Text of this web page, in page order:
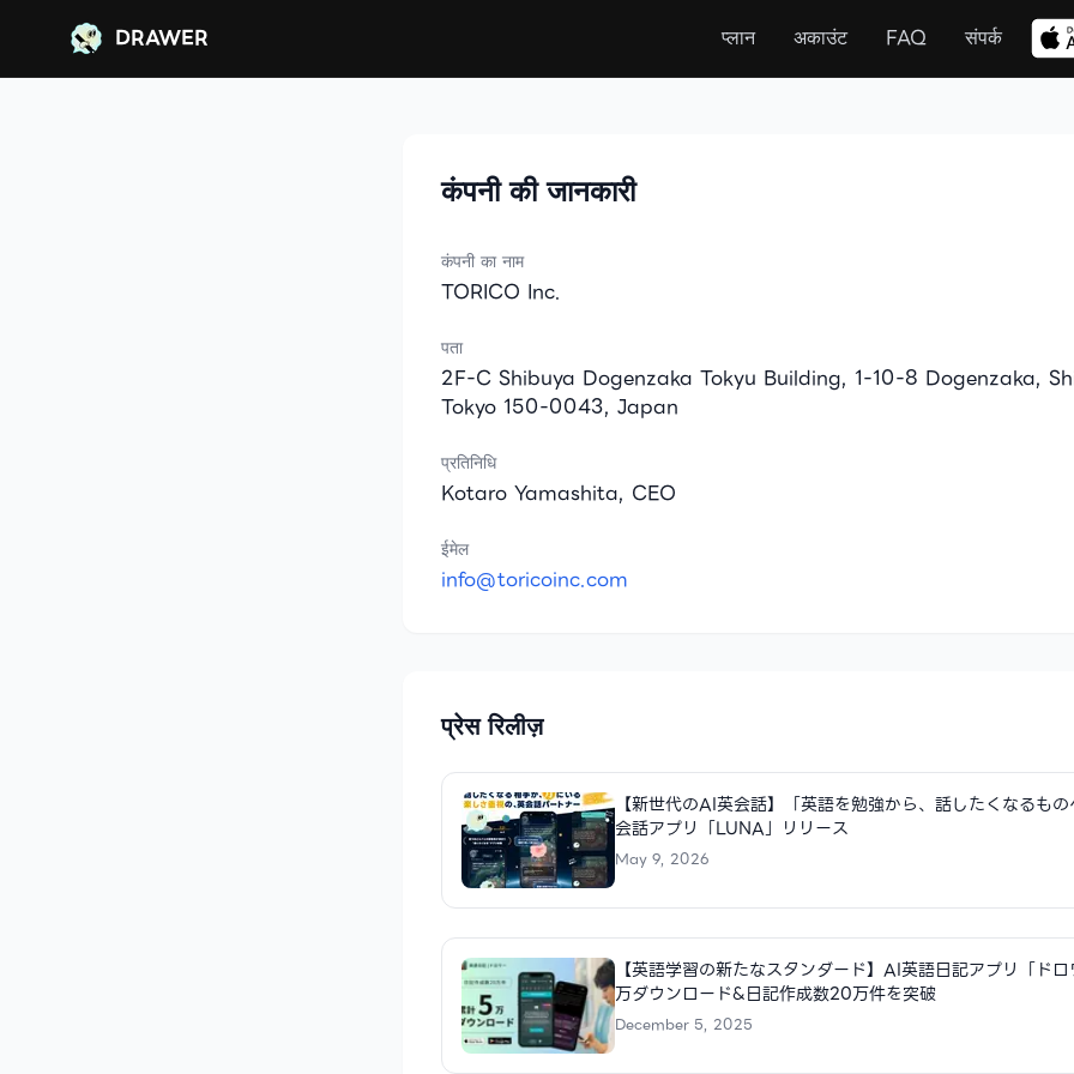
DRAWER प्लान अकाउंट FAQ संपर्क
DRAWER प्लान अकाउंट FAQ संपर्क
कंपनी की जानकारी
कंपनी का नाम
TORICO Inc.
पता
2F-C Shibuya Dogenzaka Tokyu Building, 1-10-8 Dogenzaka,
Tokyo 150-0043, Japan
प्रतिनिधि
Kotaro Yamashita, CEO
ईमेल
info@toricoinc.com
प्रेस रिलीज़
【新世代のAI英会話】「英語を勉強から、話したくなるも
会話アプリ「LUNA」リリース
May 9, 2026
【英語学習の新たなスタンダード】AI英語日記アプリ「ド
万ダウンロード&日記作成数20万件を突破
December 5, 2025